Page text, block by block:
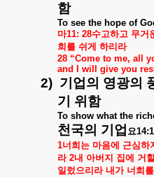
함
To see the hope of
마11: 28수고하고 무거
희를 쉬게 하리라
28 “Come to me, all
and I will give you
2) 기업의 영광의
기
위함
To show what the
천국의 기업 요
1너희는 마음에 근심하
라2내 아버지 집에 거
일렀으리라 내가 너희를